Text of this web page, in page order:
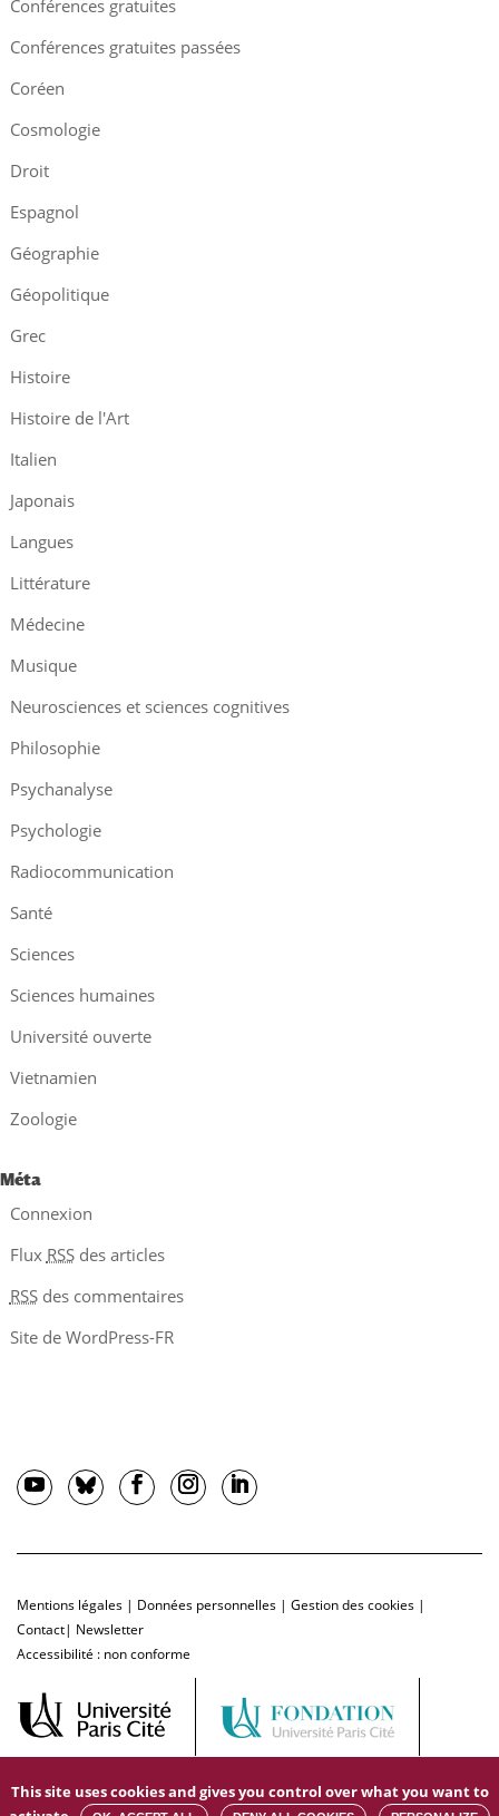
Conférences gratuites
Conférences gratuites passées
Coréen
Cosmologie
Droit
Espagnol
Géographie
Géopolitique
Grec
Histoire
Histoire de l'Art
Italien
Japonais
Langues
Littérature
Médecine
Musique
Neurosciences et sciences cognitives
Philosophie
Psychanalyse
Psychologie
Radiocommunication
Santé
Sciences
Sciences humaines
Université ouverte
Vietnamien
Zoologie
Méta
Connexion
Flux RSSdes articles
RSSdes commentaires
Site de WordPress-FR
Mentions légales | Données personnelles | Gestion des cookies |
Contact| Newsletter
Accessibilité : non conforme
This site uses cookies and gives you control over what you want to